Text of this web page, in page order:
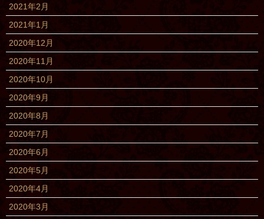
2021年2月
2021年1月
2020年12月
2020年11月
2020年10月
2020年9月
2020年8月
2020年7月
2020年6月
2020年5月
2020年4月
2020年3月